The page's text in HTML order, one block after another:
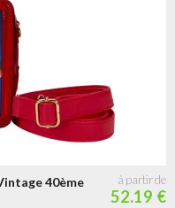
40ème
52.19 €